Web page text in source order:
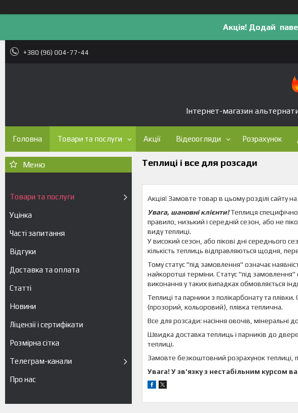
Акція! Додай
+380 (96) 004-77-44
Інтернет-магазин
Головна Товари та послуги Акції Відеоогляди Розрахунок
Товари та послуги
Уцінка
Часті запитання
Відгуки
Доставка та оплата
Статті
Новини
Ліцензії і сертифікати
Розмірна сітка
Телеграм-канали
Про нас
Теплиці і все для розсади
Акція! Замовте товар в цьому розділі сайту
Увага, шановні клієнти!Теплиця
правило, низький і середній сезон, або не
виду теплиці.
У високий сезон, або пікові дні середнього
кількість теплиць відправляються щодня,
Тому статус "під замовлення" означає
найкоротші терміни. Статус "під замовлення"
виконання у таких випадках обмовляється
Теплиці та парники з полікарбонату та
(прозорий, кольоровий), плівка теплична.
Все для розсади: насіння овочів, мінеральні
Швидка доставка теплиць і парників до
теплиці.
Замовте безкоштовний розрахунок теплиці,
Увага! У зв'язку з нестабільним курсом